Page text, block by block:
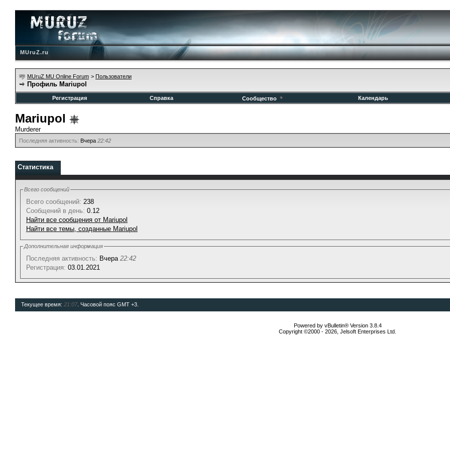
MUruZ.ru
MUruZ MU Online Forum > Пользователи
Профиль Mariupol
Регистрация
Справка Сообщество Календарь
Mariupol
Murderer
Последняя активность: Вчера 22:42
Статистика
Всего сообщений
Всего сообщений: 238
Сообщений в день: 0.12
Найти все сообщения от Mariupol
Найти все темы, созданные Mariupol
Дополнительная информация
Последняя активность: Вчера 22:42
Регистрация: 03.01.2021
Текущее время: 21:07. Часовой пояс GMT +3.
Powered by vBulletin® Version 3.8.4
Copyright ©2000 - 2026, Jelsoft Enterprises Ltd.